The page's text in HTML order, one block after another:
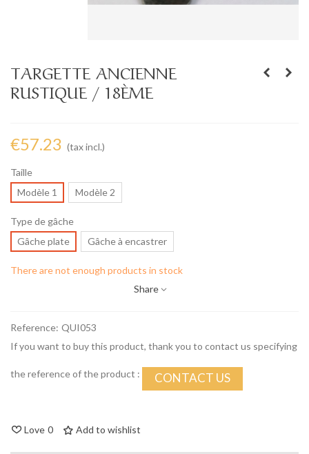
TARGETTE ANCIENNE
RUSTIQUE / 18ÈME
€57.23 (tax incl.)
Taille
Modèle 1
Modèle 2
Type de gâche
Gâche plate
Gâche à encastrer
There are not enough products in stock
Share
Reference: QUI053
If you want to buy this product, thank you to contact us specifying
the reference of the product : CONTACT US
Love 0 Add to wishlist